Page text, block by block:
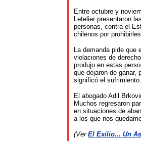
Entre octubre y
Letelier presentaron
personas, contra el
chilenos por
La demanda pide
violaciones de
produjo en estas
que dejaron de ganar,
significó el sufrimiento.
El abogado Adil
Muchos regresaron
en situaciones de
a los que nos
(Ver El Exilio... Un